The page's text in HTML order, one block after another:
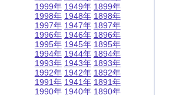
1999年
1998年
1997年
1996年
1995年
1994年
1993年
1992年
1991年
1990年
1949年
1948年
1947年
1946年
1945年
1944年
1943年
1942年
1941年
1940年
1899年
1898年
1897年
1896年
1895年
1894年
1893年
1892年
1891年
1890年